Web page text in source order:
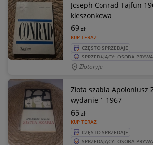
Joseph Conrad Tajfun
kieszonkowa
KUP TERAZ
69zł
CZĘSTO SPRZEDAJE
SPRZEDAJĄCY: OSOBA
Złotoryja
Złota szabla Apoloniusz
wydanie 1 1967
KUP TERAZ
65zł
CZĘSTO SPRZEDAJE
SPRZEDAJĄCY: OSOBA